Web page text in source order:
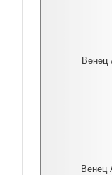
Венец
Венец